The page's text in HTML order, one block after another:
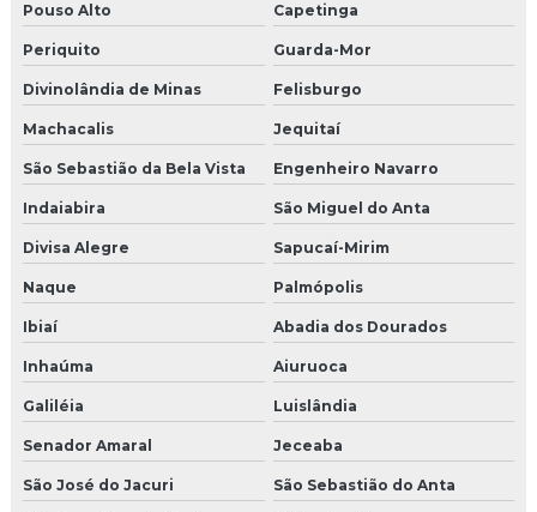
Pouso Alto Capetinga
Periquito Guarda-Mor
Divinolândia de Minas Felisburgo
Machacalis Jequitaí
São Sebastião da Bela Vista Engenheiro Navarro
Indaiabira São Miguel do Anta
Divisa Alegre Sapucaí-Mirim
Naque Palmópolis
Ibiaí Abadia dos Dourados
Inhaúma Aiuruoca
Galiléia Luislândia
Senador Amaral Jeceaba
São José do Jacuri São Sebastião do Anta